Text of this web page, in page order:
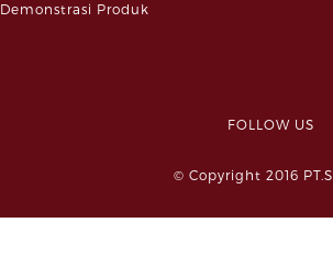
Demonstrasi Produk
FOLLOW
© Copyright 2016